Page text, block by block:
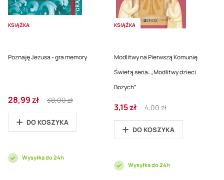
KSIĄŻKA
Poznaję Jezusa - gra memory
Cena
promocyjna
28,99 zł
Regular
Price
38,00 zł
DO KOSZYKA
Wysyłka do 24h
KSIĄŻKA
Modlitwy na Pierwszą Komunię
Świetą seria: „Modlitwy dzieci
Bożych”
Cena
promocyjna
3,15 zł
Regular
Price
4,00 zł
DO KOSZYKA
Wysyłka do 24h